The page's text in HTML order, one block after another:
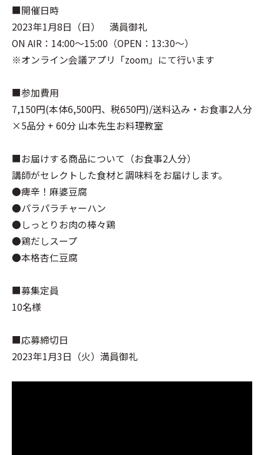
■開催日時
2023年1月8日（日） 満員御礼
ON AIR：14:00～15:00（OPEN：13:30～）
※オンライン会議アプリ「zoom」にて行います
■参加費用
7,150円(本体6,500円、税650円)/送料込み・お食事2人分
×5品分 + 60分 山本先生お料理教室
■お届けする商品について（お食事2人分）
講師がセレクトした食材と調味料をお届けします。
●痺辛！麻婆豆腐
●パラパラチャーハン
●しっとりお肉の棒々鶏
●鶏だしスープ
●本格杏仁豆腐
■募集定員
10名様
■応募締切日
2023年1月3日（火）満員御礼